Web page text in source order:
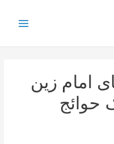
امام زین
حوائج